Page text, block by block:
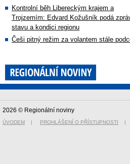
Kontrolní běh Libereckým krajem a
Trojzemím: Edvard Kožušník podá
stavu a kondici regionu
Češi pitný režim za volantem stále
2026 © Regionální noviny
ÚVODEM | PROHLÁŠENÍ O PŘÍSTUPNOSTI